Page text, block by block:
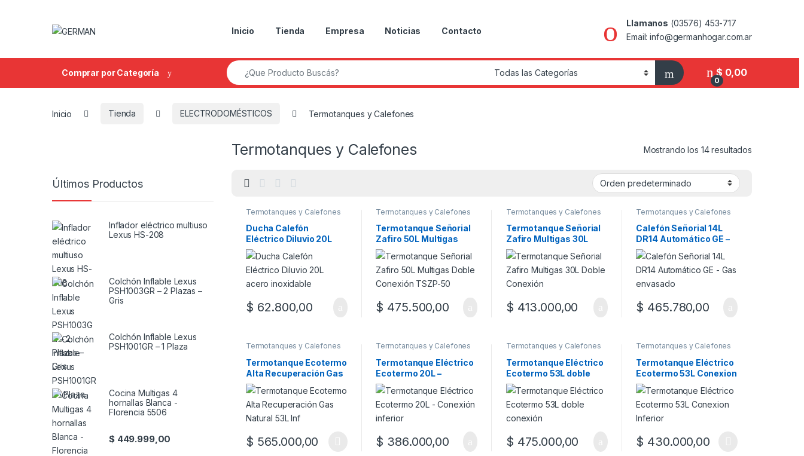
Inicio Tienda Empresa Noticias Contacto
Llamanos (03576) 453-717
Email: info@germanhogar.com.ar
Comprar por Categoría
Search for:
0
$ 0,00
Inicio Tienda ELECTRODOMÉSTICOS Termotanques y Calefones
Termotanques y Calefones Mostrando los 14 resultados
Termotanques y Calefones
Ducha Calefón
Eléctrico Diluvio 20L
acero inoxidable
$ 62.800,00
Termotanques y Calefones
Termotanque Señorial
Zafiro 50L Multigas
Doble Conexión TSZP-
50
$ 475.500,00
Termotanques y Calefones
Termotanque Señorial
Zafiro Multigas 30L
Doble Conexión
$ 413.000,00
Termotanques y Calefones
Calefón Señorial 14L
DR14 Automático GE –
Gas envasado
$ 465.780,00
Termotanques y Calefones
Termotanque Ecotermo
Alta Recuperación Gas
Natural 53L Inf
$ 565.000,00
Este producto tiene múltiples variantes. Las opciones se pueden elegir en la página de producto
Termotanques y Calefones
Termotanque Eléctrico
Ecotermo 20L –
Conexión inferior
$ 386.000,00
Termotanques y Calefones
Termotanque Eléctrico
Ecotermo 53L doble
conexión
$ 475.000,00
Termotanques y Calefones
Termotanque Eléctrico
Ecotermo 53L Conexion
Inferior
$ 430.000,00
Este producto tiene múltiples variantes.
Últimos Productos
Inflador eléctrico multiuso
Lexus HS-208
Colchón Inflable Lexus
PSH1003GR – 2 Plazas –
Gris
Colchón Inflable Lexus
PSH1001GR – 1 Plaza
Cocina Multigas 4
hornallas Blanca -
Florencia 5506
$449.999,00